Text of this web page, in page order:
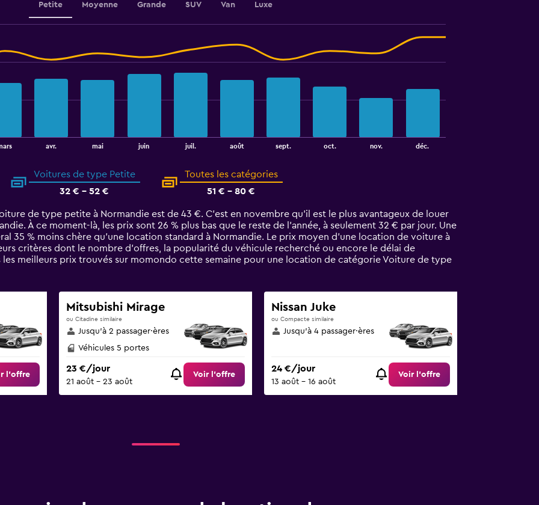
Petite Moyenne Grande SUV Van Luxe
avr. mai juin juil. août sept. oct. nov. déc.
Voitures de type Petite
32 € - 52 €
Toutes les catégories
51 € - 80 €
de type petite à Normandie est de 43 €. C’est en novembre qu'il est le plus avantageux de louer
À ce moment-là, les prix sont 26 % plus bas que le reste de l’année, à seulement 32 € par jour. Une
35 % moins chère qu'une location standard à Normandie. Le prix moyen d’une location de voiture à
critères dont le nombre d’offres, la popularité du véhicule recherché ou encore le délai de
meilleurs prix trouvés sur momondo cette semaine pour une location de catégorie Voiture de type
l’offre
Mitsubishi Mirage
ou Citadine similaire
Jusqu’à 2 passager·ères
Véhicules 5 portes
23 €/jour
21 août - 23 août
Voir l’offre
Nissan Juke
ou Compacte similaire
Jusqu’à 4 passager·ères
24 €/jour
13 août - 16 août
Voir l’offre